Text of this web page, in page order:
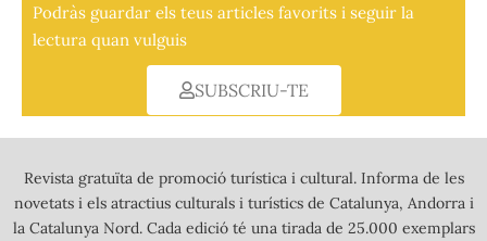
Podràs guardar els teus articles favorits i seguir la
lectura quan vulguis
SUBSCRIU-TE
Revista gratuïta de promoció turística i cultural. Informa de les
novetats i els atractius culturals i turístics de Catalunya, Andorra i
la Catalunya Nord. Cada edició té una tirada de 25.000 exemplars